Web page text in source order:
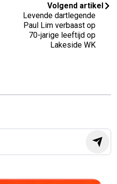
Volgend artikel
Levende dartlegende
Paul Lim verbaast op
70-jarige leeftijd op
Lakeside WK